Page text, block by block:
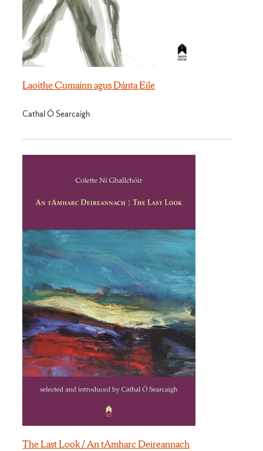
Laoithe Cumainn agus Dánta Eile
Cathal Ó Searcaigh
The Last Look / An tAmharc Deireannach